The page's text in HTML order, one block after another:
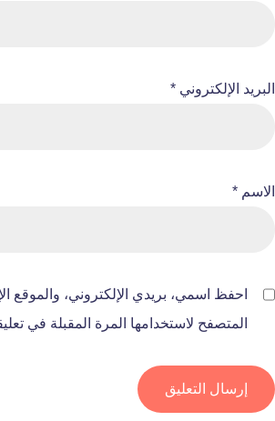
الاسم *
البريد الإلكتروني *
احفظ اسمي، بريدي الإلكتروني، والموقع
المتصفح لاستخدامها المرة المقبلة في